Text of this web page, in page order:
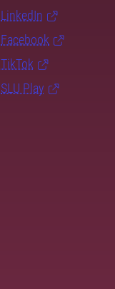
LinkedIn
Facebook
TikTok
SLU Play